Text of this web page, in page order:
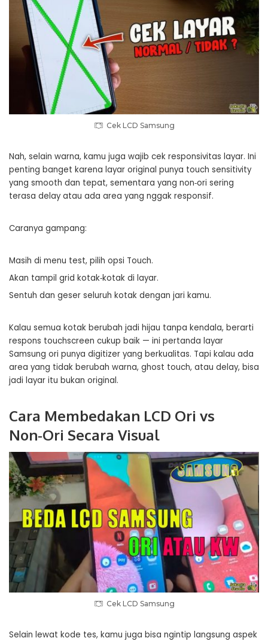
Cek LCD Samsung
Nah, selain warna, kamu juga wajib cek responsivitas layar. Ini
penting banget karena layar original punya touch sensitivity
yang smooth dan tepat, sementara yang non‑ori sering
terasa delay atau ada area yang nggak responsif.
Caranya gampang:
Masih di menu test, pilih opsi Touch.
Akan tampil grid kotak‑kotak di layar.
Sentuh dan geser seluruh kotak dengan jari kamu.
Kalau semua kotak berubah jadi hijau tanpa kendala, berarti
respons touchscreen cukup baik — ini pertanda layar
Samsung ori punya digitizer yang berkualitas. Tapi kalau ada
area yang tidak berubah warna, ghost touch, atau delay, bisa
jadi layar itu bukan original.
Cara Membedakan LCD Ori vs
Non‑Ori Secara Visual
Cek LCD Samsung
Selain lewat kode tes, kamu juga bisa ngintip langsung aspek